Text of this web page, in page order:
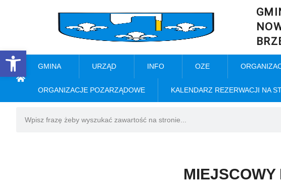
Open toolbar
GMINA URZĄD INFO OZE
ORGANIZACJE POZARZĄDOWE KALENDARZ REZERWACJI NA